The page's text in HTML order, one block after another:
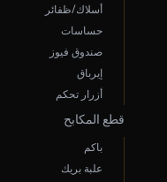
أسلاك/ظفائر
حساسات
صندوق فيوز
إيرباق
أزرار تحكم
قطع المكابح
باكم
علبة بريك
القطعة:
يتوافق مع:
البائع:تشليح درة العربة
بحالة ممتازة